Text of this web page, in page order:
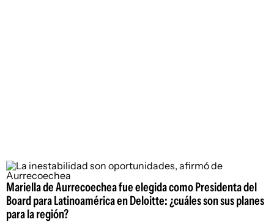
Mariella de Aurrecoechea fue elegida como Presidenta del
Board para Latinoamérica en Deloitte: ¿cuáles son sus planes
para la región?